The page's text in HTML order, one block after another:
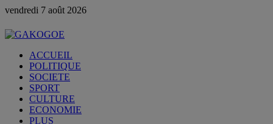
vendredi 7 août 2026
ACCUEIL
POLITIQUE
SOCIETE
SPORT
CULTURE
ECONOMIE
PLUS